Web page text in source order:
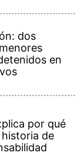
dos
en
por qué
de